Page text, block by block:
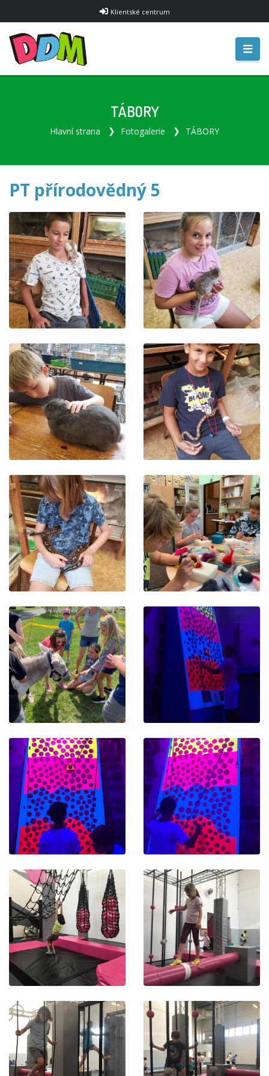
Klientské centrum
TÁBORY
Hlavní strana Fotogalerie TÁBORY
PT přírodovědný 5